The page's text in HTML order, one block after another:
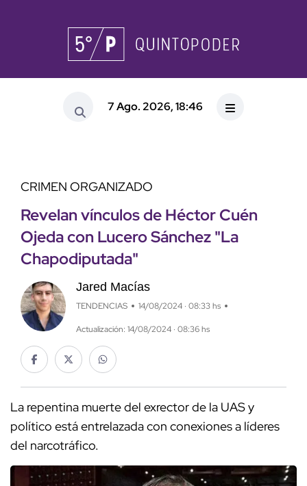
7 Ago. 2026, 18:46
CRIMEN ORGANIZADO
Revelan vínculos de Héctor Cuén
Ojeda con Lucero Sánchez "La
Chapodiputada"
Jared Macías
TENDENCIAS 14/08/2024 · 08:33 hs
Actualización: 14/08/2024 · 08:36 hs
La repentina muerte del exrector de la UAS y
político está entrelazada con conexiones a líderes
del narcotráfico.